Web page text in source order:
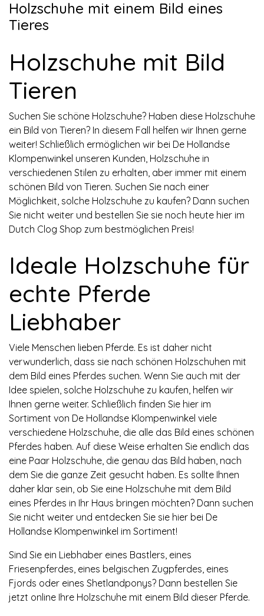
Holzschuhe mit einem Bild eines
Tieres
Holzschuhe mit Bild
Tieren
Suchen Sie schöne Holzschuhe? Haben diese Holzschuhe
ein Bild von Tieren? In diesem Fall helfen wir Ihnen gerne
weiter! Schließlich ermöglichen wir bei De Hollandse
Klompenwinkel unseren Kunden, Holzschuhe in
verschiedenen Stilen zu erhalten, aber immer mit einem
schönen Bild von Tieren. Suchen Sie nach einer
Möglichkeit, solche Holzschuhe zu kaufen? Dann suchen
Sie nicht weiter und bestellen Sie sie noch heute hier im
Dutch Clog Shop zum bestmöglichen Preis!
Ideale Holzschuhe für
echte Pferde
Liebhaber
Viele Menschen lieben Pferde. Es ist daher nicht
verwunderlich, dass sie nach schönen Holzschuhen mit
dem Bild eines Pferdes suchen. Wenn Sie auch mit der
Idee spielen, solche Holzschuhe zu kaufen, helfen wir
Ihnen gerne weiter. Schließlich finden Sie hier im
Sortiment von De Hollandse Klompenwinkel viele
verschiedene Holzschuhe, die alle das Bild eines schönen
Pferdes haben. Auf diese Weise erhalten Sie endlich das
eine Paar Holzschuhe, die genau das Bild haben, nach
dem Sie die ganze Zeit gesucht haben. Es sollte Ihnen
daher klar sein, ob Sie eine Holzschuhe mit dem Bild
eines Pferdes in Ihr Haus bringen möchten? Dann suchen
Sie nicht weiter und entdecken Sie sie hier bei De
Hollandse Klompenwinkel im Sortiment!
Sind Sie ein Liebhaber eines Bastlers, eines
Friesenpferdes, eines belgischen Zugpferdes, eines
Fjords oder eines Shetlandponys? Dann bestellen Sie
jetzt online Ihre Holzschuhe mit einem Bild dieser Pferde.